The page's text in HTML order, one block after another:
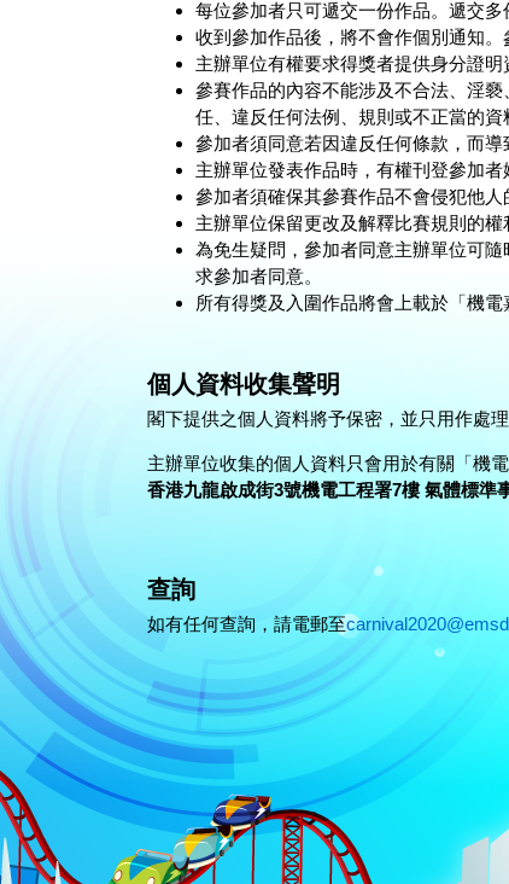
每位參加者只可遞交一份作品。遞交多
收到參加作品後，將不會作個別通知。
主辦單位有權要求得獎者提供身分證
參賽作品的內容不能涉及不合法、淫
任、違反任何法例、規則或不正當的資
參加者須同意若因違反任何條款，而
主辦單位發表作品時，有權刊登參加者
參加者須確保其參賽作品不會侵犯他人
主辦單位保留更改及解釋比賽規則的
為免生疑問，參加者同意主辦單位可
求參加者同意。
所有得獎及入圍作品將會上載於「機
個人資料收集聲明
閣下提供之個人資料將予保密，並只用作處
主辦單位收集的個人資料只會用於有關「機
香港九龍啟成街3號機電工程署7樓 氣體標準
查詢
如有任何查詢，請電郵至